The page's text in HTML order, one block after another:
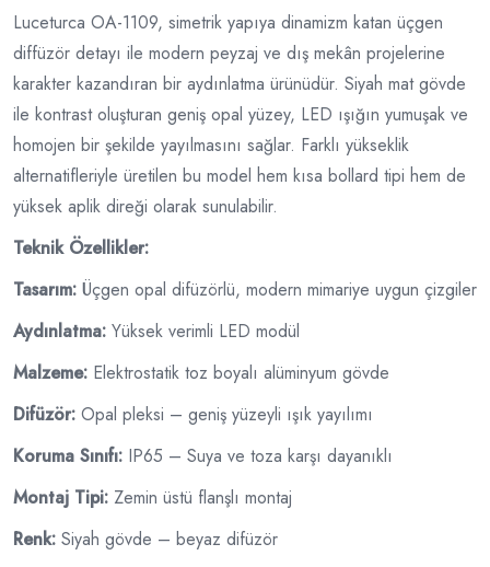
Luceturca OA-1109, simetrik yapıya dinamizm katan üçgen
diffüzör detayı ile modern peyzaj ve dış mekân projelerine
karakter kazandıran bir aydınlatma ürünüdür. Siyah mat gövde
ile kontrast oluşturan geniş opal yüzey, LED ışığın yumuşak ve
homojen bir şekilde yayılmasını sağlar. Farklı yükseklik
alternatifleriyle üretilen bu model hem kısa bollard tipi hem de
yüksek aplik direği olarak sunulabilir.
Teknik Özellikler:
Tasarım: Üçgen opal difüzörlü, modern mimariye uygun çizgiler
Aydınlatma: Yüksek verimli LED modül
Malzeme: Elektrostatik toz boyalı alüminyum gövde
Difüzör: Opal pleksi – geniş yüzeyli ışık yayılımı
Koruma Sınıfı: IP65 – Suya ve toza karşı dayanıklı
Montaj Tipi: Zemin üstü flanşlı montaj
Renk: Siyah gövde – beyaz difüzör